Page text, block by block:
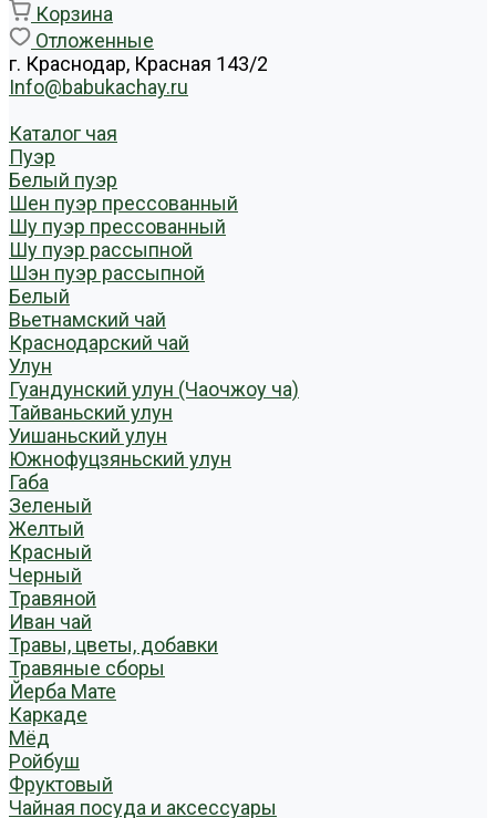
Корзина
Отложенные
г. Краснодар, Красная 143/2
Info@babukachay.ru
Каталог чая
Пуэр
Белый пуэр
Шен пуэр прессованный
Шу пуэр прессованный
Шу пуэр рассыпной
Шэн пуэр рассыпной
Белый
Вьетнамский чай
Краснодарский чай
Улун
Гуандунский улун (Чаочжоу ча)
Тайваньский улун
Уишаньский улун
Южнофуцзяньский улун
Габа
Зеленый
Желтый
Красный
Черный
Травяной
Иван чай
Травы, цветы, добавки
Травяные сборы
Йерба Мате
Каркаде
Мёд
Ройбуш
Фруктовый
Чайная посуда и аксессуары